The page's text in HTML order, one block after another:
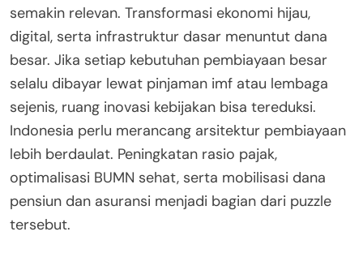
semakin relevan. Transformasi ekonomi hijau,
digital, serta infrastruktur dasar menuntut dana
besar. Jika setiap kebutuhan pembiayaan besar
selalu dibayar lewat pinjaman imf atau lembaga
sejenis, ruang inovasi kebijakan bisa tereduksi.
Indonesia perlu merancang arsitektur pembiayaan
lebih berdaulat. Peningkatan rasio pajak,
optimalisasi BUMN sehat, serta mobilisasi dana
pensiun dan asuransi menjadi bagian dari puzzle
tersebut.